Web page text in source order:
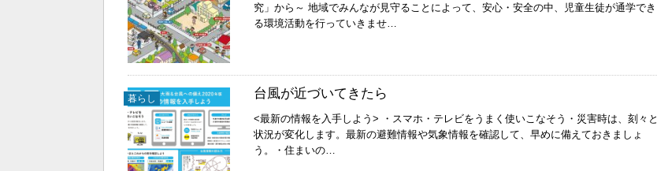
究」から～ 地域でみんなが見守ることによって、安心・安全の中、児童生徒が通学でき
る環境活動を行っていきませ…
暮らし 台風が近づいてきたら
<最新の情報を入手しよう> ・スマホ・テレビをうまく使いこなそう・災害時は、刻々と
状況が変化します。最新の避難情報や気象情報を確認して、早めに備えておきましょ
う。・住まいの…